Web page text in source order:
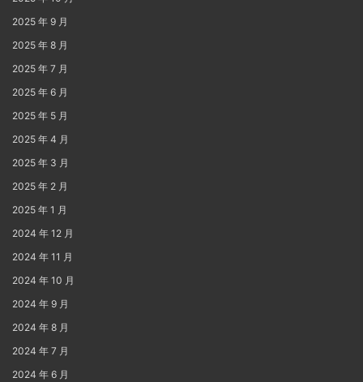
2025 年 9 月
2025 年 8 月
2025 年 7 月
2025 年 6 月
2025 年 5 月
2025 年 4 月
2025 年 3 月
2025 年 2 月
2025 年 1 月
2024 年 12 月
2024 年 11 月
2024 年 10 月
2024 年 9 月
2024 年 8 月
2024 年 7 月
2024 年 6 月